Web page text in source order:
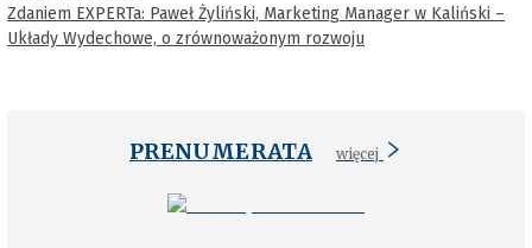
Zdaniem EXPERTa: Paweł Żyliński, Marketing Manager w Kaliński –
Układy Wydechowe, o zrównoważonym rozwoju
PRENUMERATA więcej